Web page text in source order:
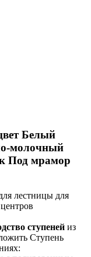
Белый
молочный
Под мрамор
лестницы для
ступеней из
Ступень